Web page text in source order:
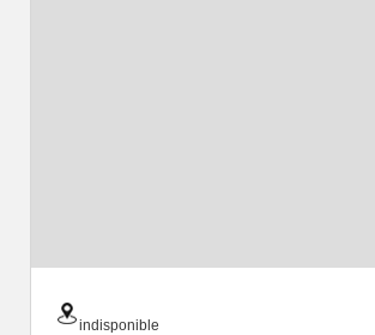
indisponible